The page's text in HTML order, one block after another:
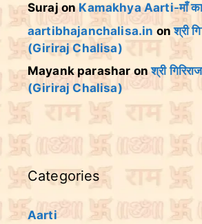
SurajonKamakhya Aarti-माँ
aartibhajanchalisa.in onश्री
(Giriraj Chalisa)
Mayank parashar onश्री
(Giriraj Chalisa)
Categories
Aarti